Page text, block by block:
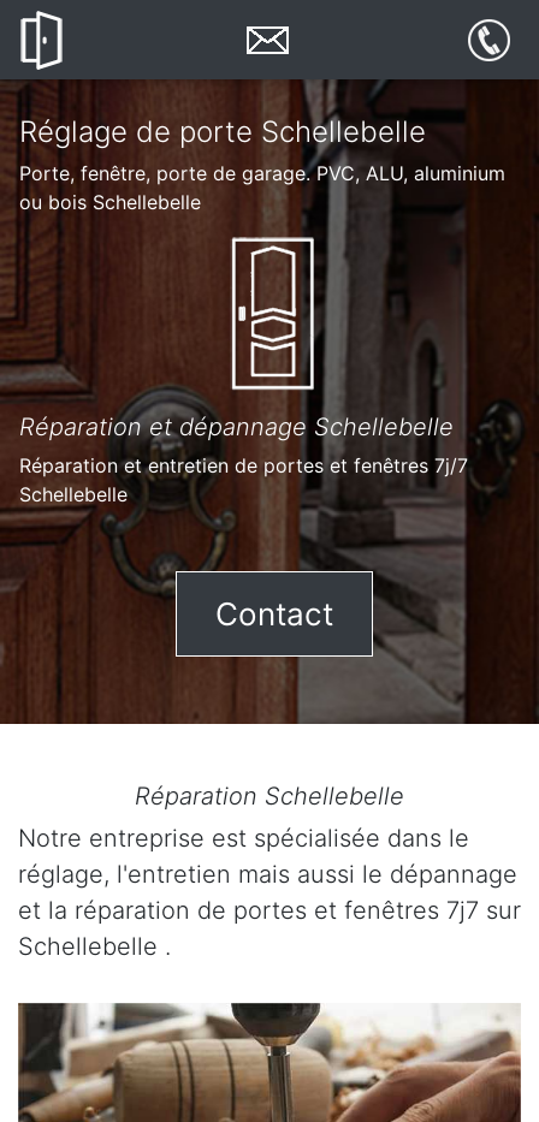
Réglage de porte Schellebelle
Porte, fenêtre, porte de garage. PVC, ALU, aluminium
ou bois Schellebelle
Réparation et dépannage Schellebelle
Réparation et entretien de portes et fenêtres 7j/7
Schellebelle
Contact
Réparation Schellebelle
Notre entreprise est spécialisée dans le
réglage, l'entretien mais aussi le dépannage
et la réparation de portes et fenêtres 7j7 sur
Schellebelle .